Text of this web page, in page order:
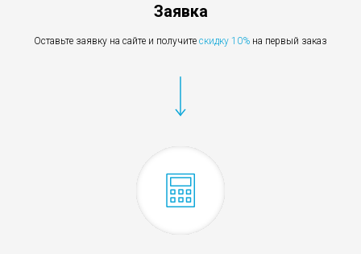
Заявка
Оставьте заявку на сайте и получите скидку 10% на первый заказ